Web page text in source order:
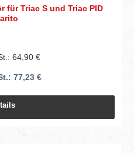
für Triac S und Triac PID
64,90 €
77,23 €